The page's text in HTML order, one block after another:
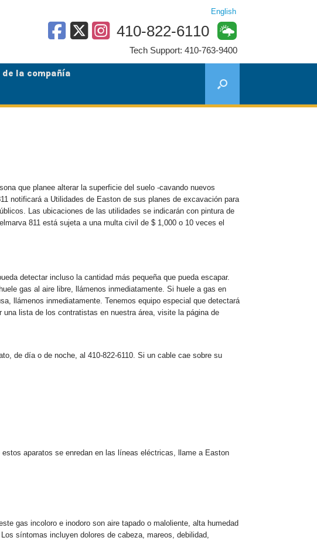
English
410-822-6110
Tech Support: 410-763-9400
de la compañía
que planee alterar la superficie del suelo -cavando nuevos
notificará a Utilidades de Easton de sus planes de excavación para
Las ubicaciones de las utilidades se indicarán con pintura de
811 está sujeta a una multa civil de $ 1,000 o 10 veces el
detectar incluso la cantidad más pequeña que pueda escapar.
gas al aire libre, llámenos inmediatamente. Si huele a gas en
llámenos inmediatamente. Tenemos equipo especial que detectará
lista de los contratistas en nuestra área, visite la página de
de día o de noche, al 410-822-6110. Si un cable cae sobre su
aparatos se enredan en las líneas eléctricas, llame a Easton
gas incoloro e inodoro son aire tapado o maloliente, alta humedad
síntomas incluyen dolores de cabeza, mareos, debilidad,